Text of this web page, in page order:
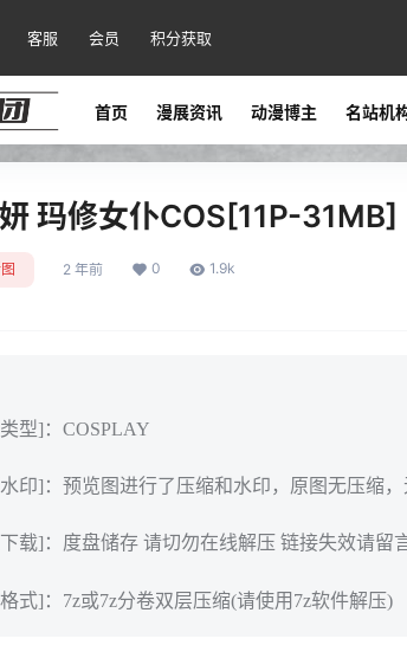
客服 会员 积分获取
首页 漫展资讯 动漫博主 名站机
玛修女仆COS[11P-31MB]
2 年前 0 1.9k
型]：COSPLAY
印]：预览图进行了压缩和水印，原图无压缩
载]：度盘储存 请切勿在线解压 链接失效请留
式]：7z或7z分卷双层压缩(请使用7z软件解压)